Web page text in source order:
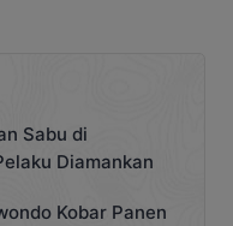
Sabu di
Diamankan
Kobar Panen